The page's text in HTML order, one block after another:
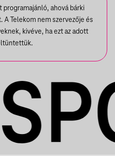
ahová bárki
Telekom nem szervezője és
kivéve, ha ezt az adott